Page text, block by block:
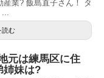
産業? 飯島直子さん！ タ
...
読む
元は練馬区に住
姉妹は?